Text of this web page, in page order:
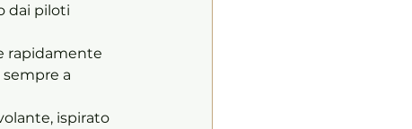
dai piloti
rapidamente
a
ispirato